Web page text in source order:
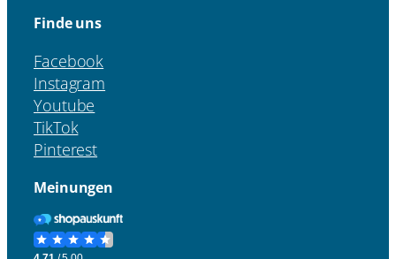
Finde uns
Facebook
Instagram
Youtube
TikTok
Pinterest
Meinungen